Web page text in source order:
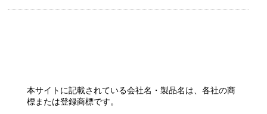
本サイトに記載されている会社名・製品名は、各社の商
標または登録商標です。